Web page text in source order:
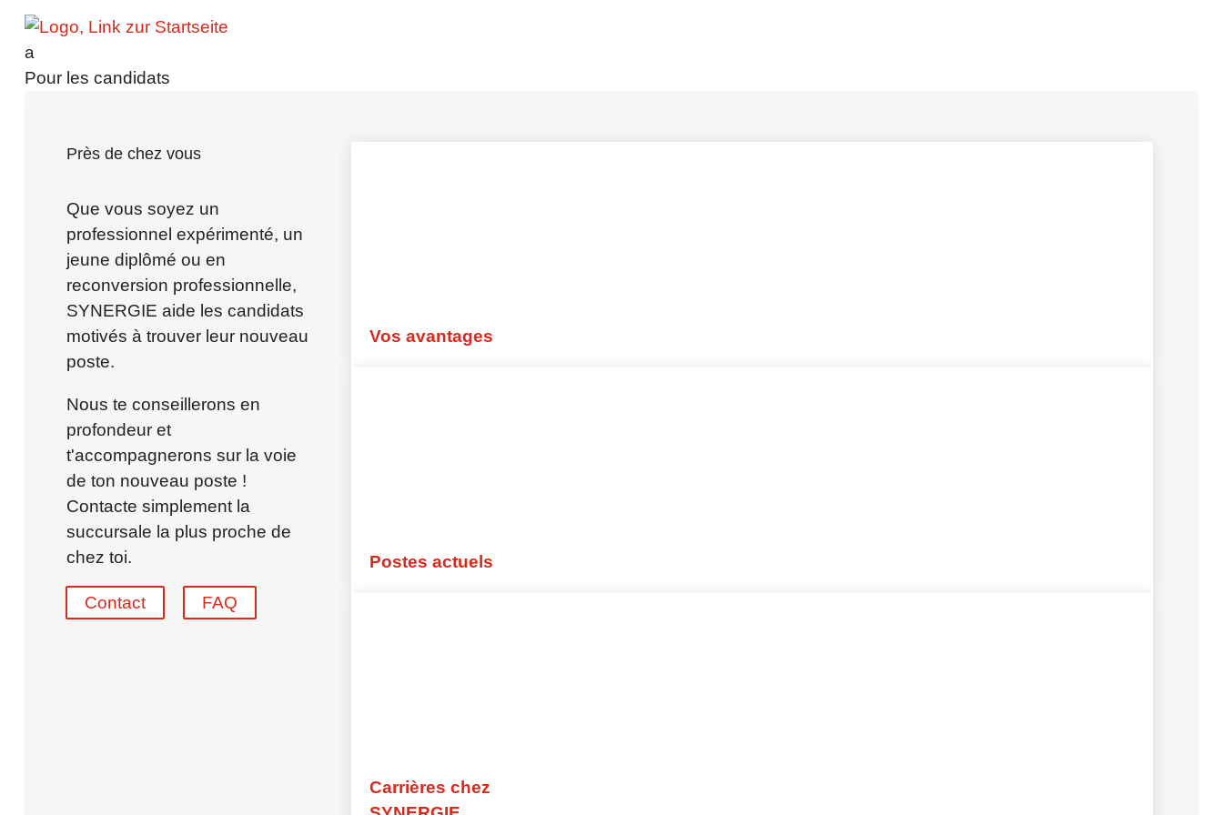
a
Pour les candidats
Près de chez vous
Que vous soyez un
professionnel expérimenté, un
jeune diplômé ou en
reconversion professionnelle,
SYNERGIE aide les candidats
motivés à trouver leur nouveau
poste.
Nous te conseillerons en
profondeur et
t'accompagnerons sur la voie
de ton nouveau poste !
Contacte simplement la
succursale la plus proche de
chez toi.
Contact FAQ
Vos avantages
Postes actuels
Carrières chez
Contact
Avantages – Pour les candidats
Stage de formation
Talent mondial
Pour les professionnels
FAQ – Pour les candidats
Pour les clients
Pour les clients – Avantages
Mise à disposition de personnel
synergieProxi Master
Recrutement de talents mondiaux
Pour les employés
Avantages – Pour les employés
Programme de parrainage
Secteur